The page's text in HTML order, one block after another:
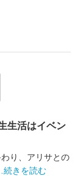
生活はイベン
り、アリサとの
…続きを読む